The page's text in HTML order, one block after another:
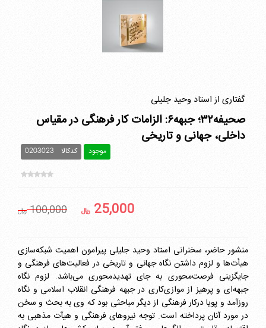
گفتاری از استاد وحید جلیلی
صحیفه۳۲؛ جبهه۶: الزامات کار فرهنگی در مقیاس
داخلی، جهانی و تاریخی
موجود کدکالا 0203023
25,000 ريال 100,000 ريال
منشور حاضر، سخنرانی استاد وحید جلیلی پیرامون اهمیت شبکه‌سازی
هیأت‌ها و لزوم داشتن نگاه جهانی و تاریخی در فعالیت‌های فرهنگی و
جایگزینی فرصت‌محوری به جای تهدیدمحوری می‌باشد. لزوم نگاه
جبهه‌ای و پرهیز از موازی‌کاری در جبهه فرهنگی انقلاب اسلامی و نگاه
روزآمد و پویا درکار فرهنگی از دیگر مباحثی بود که وی به بحث و سخن
در مورد آنان پرداخته است. توجه نیروهای فرهنگی و هیآت مذهبی به